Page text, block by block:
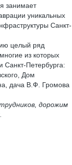
занимает
уникальных
Санкт-
целый ряд
из которых
Дом
дача В.Ф. Громова
дорожим